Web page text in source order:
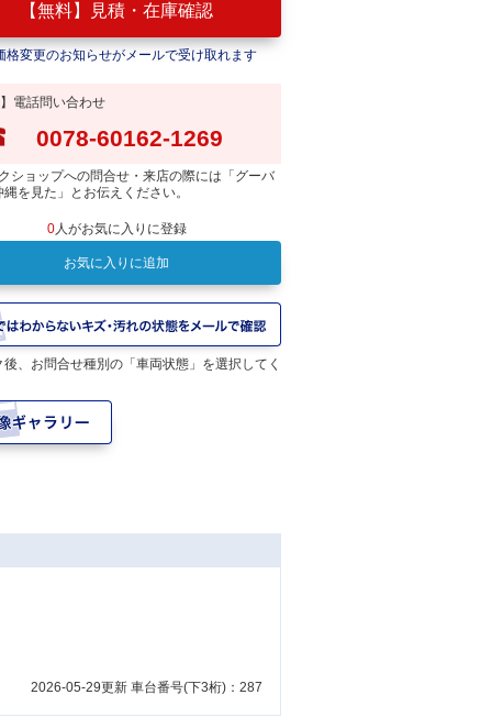
【無料】見積・在庫確認
格変更のお知らせがメールで受け取れます
】電話問い合わせ
0078-60162-1269
ショップへの問合せ・来店の際には「グーバ
縄を見た」とお伝えください。
0人がお気に入りに登録
お気に入りに追加
後、お問合せ種別の「車両状態」を選択してく
2026-05-29更新 車台番号(下3桁)：287